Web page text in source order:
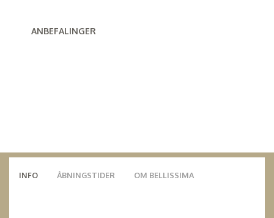
ANBEFALINGER
INFO ÅBNINGSTIDER OM BELLISSIMA